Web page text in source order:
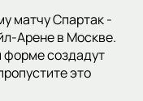
матчу Спартак -
Арене в Москве.
форме создадут
это